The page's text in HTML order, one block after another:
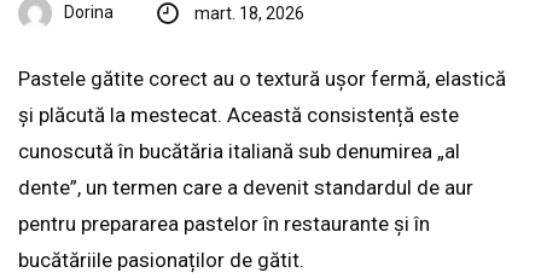
Dorina mart. 18, 2026
Pastele gătite corect au o textură ușor fermă, elastică
și plăcută la mestecat. Această consistență este
cunoscută în bucătăria italiană sub denumirea „al
dente”, un termen care a devenit standardul de aur
pentru prepararea pastelor în restaurante și în
bucătăriile pasionaților de gătit.